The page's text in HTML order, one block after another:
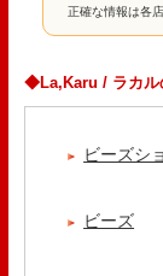
正確な情報は各
◆La,Karu / ラカル
ビーズシ
ビーズ